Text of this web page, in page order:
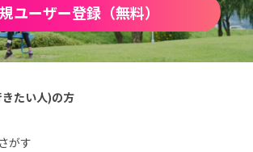
ユーザー登録（無料）
たい人)の方
がす